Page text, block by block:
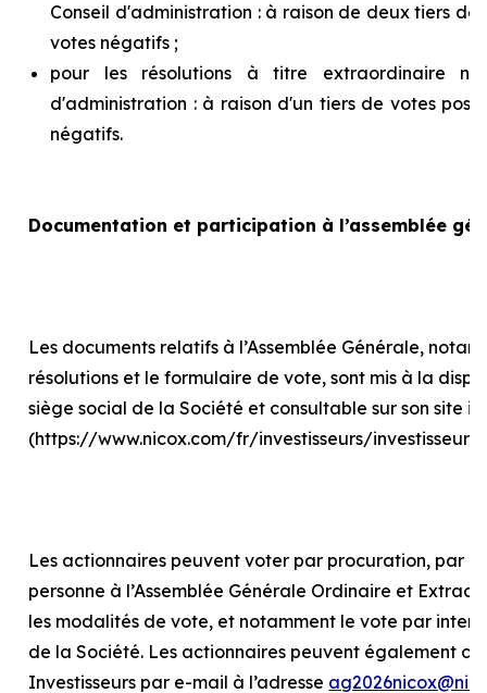
Conseil d'administration : à raison de deux tiers
votes négatifs ;
pour les résolutions à titre extraordinaire
d'administration : à raison d'un tiers de votes
négatifs.
Documentation et participation à l’assemblée
Les documents relatifs à l’Assemblée Générale,
résolutions et le formulaire de vote, sont mis à la
siège social de la Société et consultable sur son site
(https://www.nicox.com/fr/investisseurs/
Les actionnaires peuvent voter par procuration, par
personne à l’Assemblée Générale Ordinaire et
les modalités de vote, et notamment le vote par
de la Société. Les actionnaires peuvent également
Investisseurs par e-mail à l’adresse